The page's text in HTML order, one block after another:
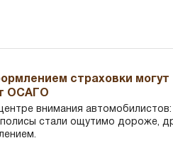
страховки могут
ОСАГО
внимания
полисы стали ощутимо дороже,